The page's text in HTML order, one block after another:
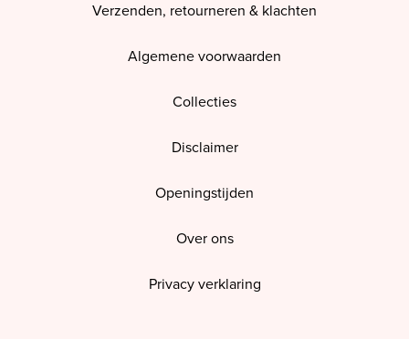
Verzenden, retourneren & klachten
Algemene voorwaarden
Collecties
Disclaimer
Openingstijden
Over ons
Privacy verklaring